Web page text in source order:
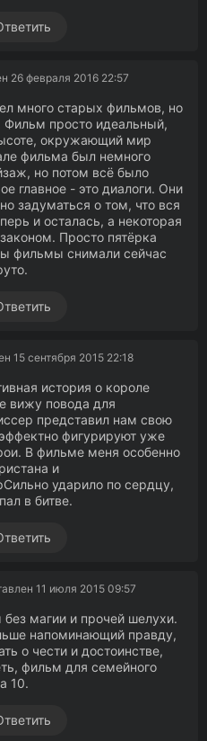
26 февраля 2016 22:57
много старых фильмов, но
Фильм просто идеальный,
окружающий мир
фильма был немного
но потом всё было
главное - это диалоги. Они
задуматься о том, что вся
и осталась, а некоторая
Просто пятёрка
фильмы снимали сейчас
15 сентября 2015 22:18
история о короле
вижу повода для
представил нам свою
фигурируют уже
В фильме меня особенно
и
ударило по сердцу,
в битве.
11 июля 2015 09:57
магии и прочей шелухи.
напоминающий правду,
о чести и достоинстве,
фильм для семейного
10.